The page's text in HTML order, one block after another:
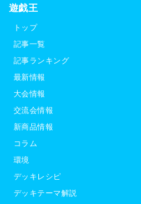
遊戯王
トップ
記事一覧
記事ランキング
最新情報
大会情報
交流会情報
新商品情報
コラム
環境
デッキレシピ
デッキテーマ解説